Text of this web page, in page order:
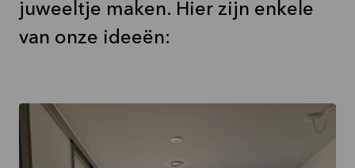
juweeltje maken. Hier zijn enkele
van onze ideeën: